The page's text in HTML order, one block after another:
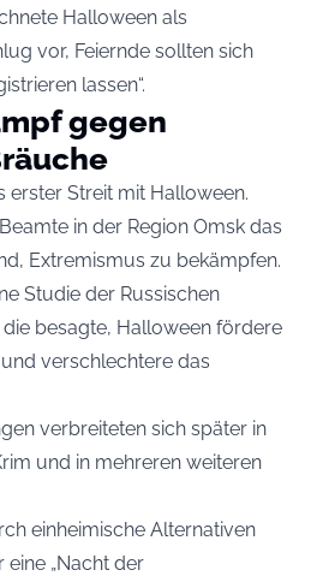
Halloween als
vor, Feiernde sollten sich
lassen“.
gegen
erster Streit mit Halloween.
in der Region Omsk das
Extremismus zu bekämpfen.
Studie der Russischen
besagte, Halloween fördere
und verschlechtere das
verbreiteten sich später in
und in mehreren weiteren
einheimische Alternativen
eine „Nacht der